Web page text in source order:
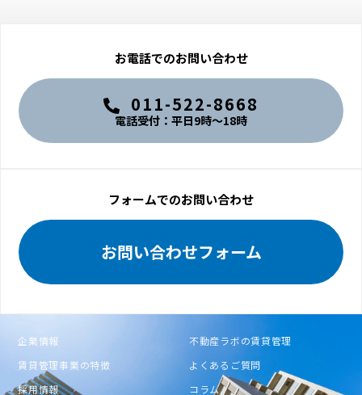
お電話でのお問い合わせ
011-522-8668
電話受付：平日9時〜18時
フォームでのお問い合わせ
お問い合わせフォーム
企業情報
不動産ラボの賃貸管理
賃貸管理事業の特徴
よくあるご質問
採用情報
コラム